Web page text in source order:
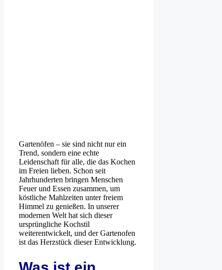
Gartenöfen – sie sind nicht nur ein
Trend, sondern eine echte
Leidenschaft für alle, die das Kochen
im Freien lieben. Schon seit
Jahrhunderten bringen Menschen
Feuer und Essen zusammen, um
köstliche Mahlzeiten unter freiem
Himmel zu genießen. In unserer
modernen Welt hat sich dieser
ursprüngliche Kochstil
weiterentwickelt, und der Gartenofen
ist das Herzstück dieser Entwicklung.